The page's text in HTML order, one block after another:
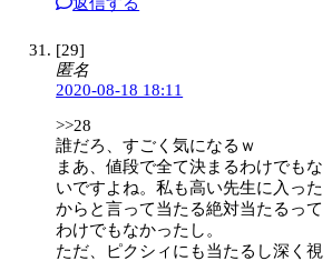
[29]
匿名
2020-08-18 18:11
>>28
誰だろ、すごく気になるｗ
まあ、値段で全て決まるわけでもな
いですよね。私も高い先生に入った
からと言って当たる絶対当たるって
わけでもなかったし。
ただ、ピクシィにも当たるし深く視